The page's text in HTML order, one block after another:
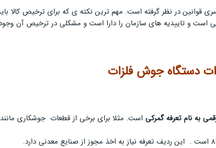
قوانین در نظر گرفته است. مهم ترین نکته ی که برای ترخیص کالا
است و تاییدیه های سازمان را دارا است و مشکلی در ترخیص آن
دستگاه جوش فلزات
است. مثلا برای برخی از قطعات جوشکاری